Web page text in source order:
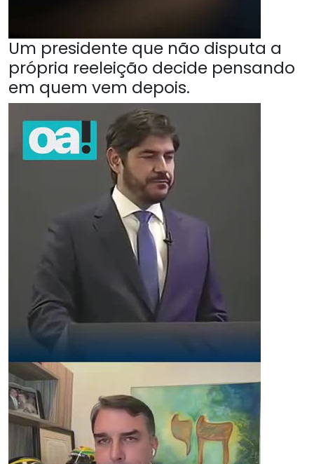
Um presidente que não disputa a
própria reeleição decide pensando
em quem vem depois.